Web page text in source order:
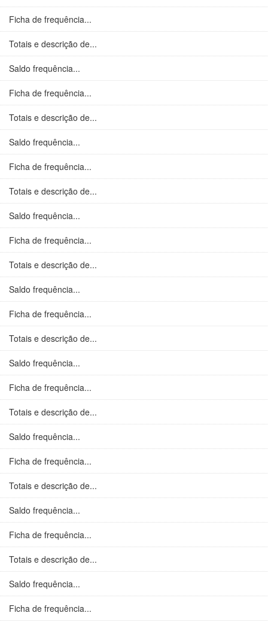
Ficha de frequência...
Totais e descrição de...
Saldo frequência...
Ficha de frequência...
Totais e descrição de...
Saldo frequência...
Ficha de frequência...
Totais e descrição de...
Saldo frequência...
Ficha de frequência...
Totais e descrição de...
Saldo frequência...
Ficha de frequência...
Totais e descrição de...
Saldo frequência...
Ficha de frequência...
Totais e descrição de...
Saldo frequência...
Ficha de frequência...
Totais e descrição de...
Saldo frequência...
Ficha de frequência...
Totais e descrição de...
Saldo frequência...
Ficha de frequência...